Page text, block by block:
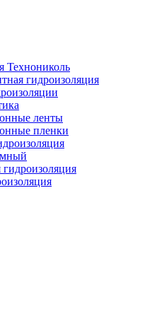
Технониколь
гидроизоляция
ленты
пленки